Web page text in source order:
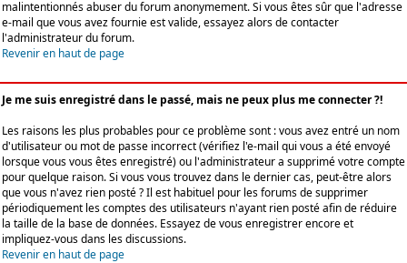
malintentionnés abuser du forum anonymement. Si vous êtes sûr que l'adresse
e-mail que vous avez fournie est valide, essayez alors de contacter
l'administrateur du forum.
Revenir en haut de page
Je me suis enregistré dans le passé, mais ne peux plus me connecter ?!
Les raisons les plus probables pour ce problème sont : vous avez entré un nom
d'utilisateur ou mot de passe incorrect (vérifiez l'e-mail qui vous a été envoyé
lorsque vous vous êtes enregistré) ou l'administrateur a supprimé votre compte
pour quelque raison. Si vous vous trouvez dans le dernier cas, peut-être alors
que vous n'avez rien posté ? Il est habituel pour les forums de supprimer
périodiquement les comptes des utilisateurs n'ayant rien posté afin de réduire
la taille de la base de données. Essayez de vous enregistrer encore et
impliquez-vous dans les discussions.
Revenir en haut de page